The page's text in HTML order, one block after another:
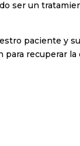
ser un
paciente y
para recuperar la